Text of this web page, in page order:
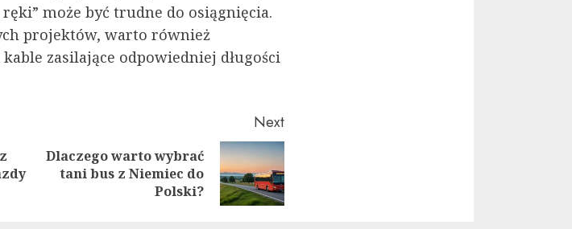
może być trudne do osiągnięcia.
projektów, warto również
zasilające odpowiedniej długości
Previous
Next
Next
Dlaczego warto wybrać
tani bus z Niemiec do
Polski?